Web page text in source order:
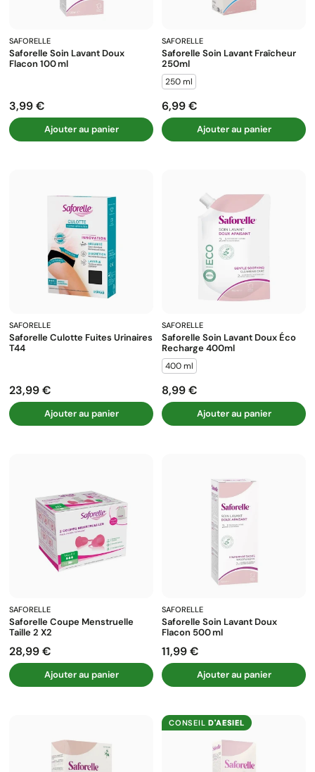
SAFORELLE
Saforelle Soin Lavant Doux
Flacon 100 Ml
Prix
3,99 €
Ajouter au panier
SAFORELLE
Saforelle Soin Lavant Fraîcheur
250ml
250 ml
Prix
6,99 €
Ajouter au panier
SAFORELLE
Saforelle Culotte Fuites Urinaires
T44
Prix
23,99 €
Ajouter au panier
SAFORELLE
Saforelle Soin Lavant Doux Éco
Recharge 400ml
400 ml
Prix
8,99 €
Ajouter au panier
SAFORELLE
Saforelle Coupe Menstruelle
Taille 2 X2
Prix
28,99 €
Ajouter au panier
SAFORELLE
Saforelle Soin Lavant Doux
Flacon 500 Ml
Prix
11,99 €
Ajouter au panier
CONSEILD'AESIEL